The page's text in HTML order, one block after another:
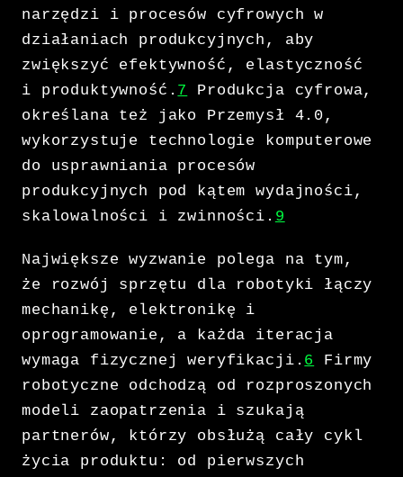
narzędzi i procesów cyfrowych w
działaniach produkcyjnych, aby
zwiększyć efektywność, elastyczność
i produktywność. 7
Produkcja cyfrowa,
określana też jako Przemysł 4.0,
wykorzystuje technologie komputerowe
do usprawniania procesów
produkcyjnych pod kątem wydajności,
skalowalności i zwinności. 9
Największe wyzwanie polega na tym,
że rozwój sprzętu dla robotyki łączy
mechanikę, elektronikę i
oprogramowanie, a każda iteracja
wymaga fizycznej weryfikacji. 6
Firmy
robotyczne odchodzą od rozproszonych
modeli zaopatrzenia i szukają
partnerów, którzy obsłużą cały cykl
życia produktu: od pierwszych